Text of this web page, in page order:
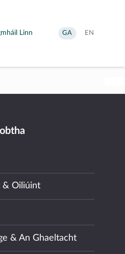
Linn
Aistrigh
go
GA
Change
EN
& Oiliúint
& An Ghaeltacht